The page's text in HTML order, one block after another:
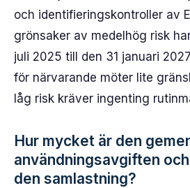
och identifieringskontroller av
grönsaker av medelhög risk
juli 2025 till den 31 januari
för närvarande möter lite
låg risk kräver ingenting
Hur mycket är den
användningsavgiften
den samlastning?